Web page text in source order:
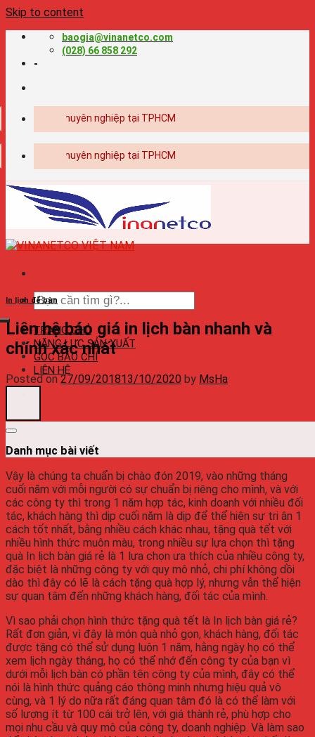
Skip to content
baogia@vinanetco.com
(028) 66 858 292
-
in ấn chuyên nghiệp tại TPHCM
in ấn chuyên nghiệp tại TPHCM
TRANG CHỦ
NĂNG LỰC SẢN XUẤT
GÓC BÁO CHÍ
LIÊN HỆ
In lịch để bàn
Liên hệ báo giá in lịch bàn nhanh và
chính xác nhất
Posted on27/09/201813/10/2020 by MsHa
Danh mục bài viết
Vậy là chúng ta chuẩn bị chào đón 2019, vào những tháng
cuối năm với mỗi người có sự chuẩn bị riêng cho mình, và với
các công ty thì trong 1 năm hợp tác, kinh doanh với nhiều đối
tác, khách hàng thì dịp cuối năm là dịp để thể hiện sự tri ân 1
cách tốt nhất, bằng nhiều cách khác nhau, tặng quà tết với
nhiều hình thức muôn màu, trong nhiều sự lựa chọn thì tặng
quà In lịch bàn giá rẻ là 1 lựa chọn ưa thích của nhiều công ty,
đặc biệt là những công ty với quy mô nhỏ, chi phí không dồi
dào thì đây có lẽ là cách tặng quà hợp lý, nhưng vẫn thể hiện
sự quan tâm đến những khách hàng, đối tác của mình.
Vì sao phải chọn hình thức tặng quà tết là In lịch bàn giá rẻ?
Rất đơn giản, vì đây là món quà nhỏ gọn, khách hàng, đối tác
được tặng có thể sử dụng luôn 1 năm, hằng ngày họ có thể
xem lịch ngày tháng, họ có thể nhớ đến công ty của bạn vì
dưới mỗi lịch bàn có phần tên công ty của mình, đây có thể
nói là hình thức quảng cáo thông minh nhưng hiệu quả vô
cùng, và 1 lý do nữa rất đáng quan tâm đó là có thể làm với
số lượng ít từ 100 cái trở lên, với giá thành rẻ, phù hợp cho
mọi nhu cầu và quy mô của công ty, doanh nghiệp. Và làm sao